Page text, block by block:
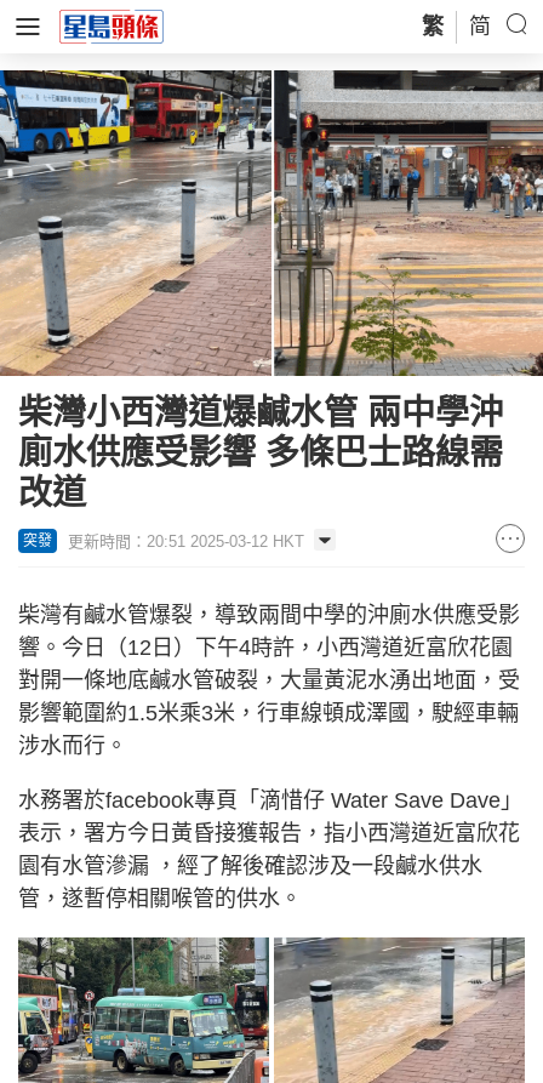
繁 简
柴灣小西灣道爆鹹水管 兩中學沖
廁水供應受影響 多條巴士路線需
改道
突發 更新時間：20:51 2025-03-12 HKT
柴灣有鹹水管爆裂，導致兩間中學的沖廁水供應受影
響。今日（12日）下午4時許，小西灣道近富欣花園
對開一條地底鹹水管破裂，大量黃泥水湧出地面，受
影響範圍約1.5米乘3米，行車線頓成澤國，駛經車輛
涉水而行。
水務署於facebook專頁「滴惜仔 Water Save Dave」
表示，署方今日黃昏接獲報告，指小西灣道近富欣花
園有水管滲漏 ，經了解後確認涉及一段鹹水供水
管，遂暫停相關喉管的供水。